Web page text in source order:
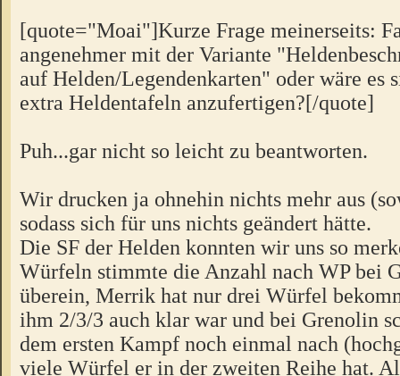
[quote="Moai"]Kurze Frage meinerseits:
angenehmer mit der Variante
auf Helden/Legendenkarten" oder wäre es
extra Heldentafeln anzufertigen?[/quote]
Puh...gar nicht so leicht zu beantworten.
Wir drucken ja ohnehin nichts mehr aus
sodass sich für uns nichts geändert hätte.
Die SF der Helden konnten wir uns so
Würfeln stimmte die Anzahl nach WP bei
überein, Merrik hat nur drei Würfel
ihm 2/3/3 auch klar war und bei Grenolin
dem ersten Kampf noch einmal nach
viele Würfel er in der zweiten Reihe hat.